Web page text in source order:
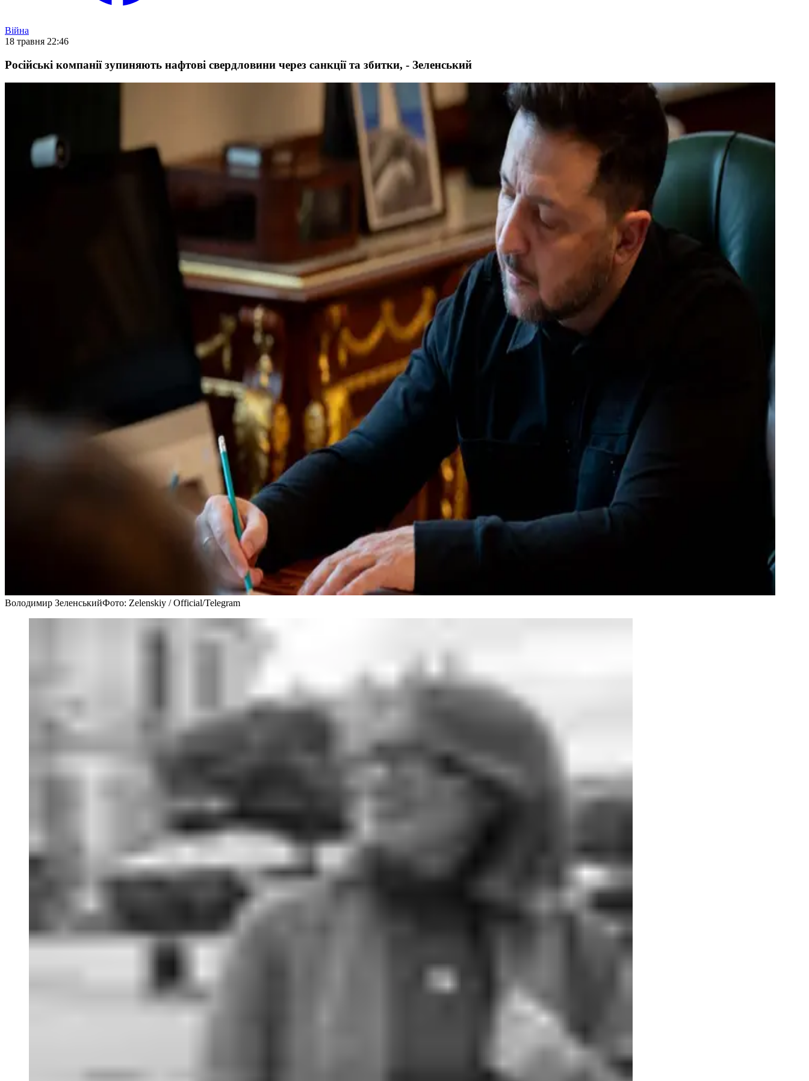
Війна
18 травня 22:46
Російські компанії зупиняють нафтові свердловини через санкції та збитки, - Зеленський
Володимир ЗеленськийФото: Zelenskiy / Official/Telegram